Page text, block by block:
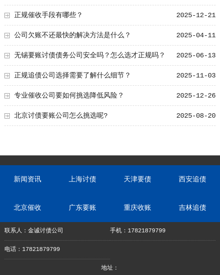
2025-12-21
正规催收手段有哪些？
2025-04-11
公司欠账不还最快的解决方法是什么？
2025-06-13
无锡要账讨债债务公司安全吗？怎么选才正规吗？
2025-11-03
正规追债公司选择需要了解什么细节？
2025-12-26
专业催收公司要如何挑选降低风险？
2025-08-20
北京讨债要账公司怎么挑选呢?
新闻资讯 上海讨债 天津要债 西安追债
北京催收 广东要账 重庆收账 吉林追债
联系人：金诚讨债公司 手机：17821879799
电话：17821879799
地址：